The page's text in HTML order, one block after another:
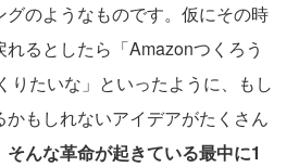
グのようなものです。仮にその時
るとしたら「Amazonつくろう
りたいな」といったように、もし
もしれないアイデアがたくさん
そんな革命が起きている最中に1